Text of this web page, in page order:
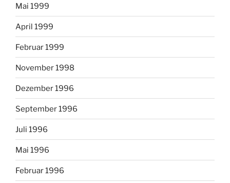
Mai 1999
April 1999
Februar 1999
November 1998
Dezember 1996
September 1996
Juli 1996
Mai 1996
Februar 1996